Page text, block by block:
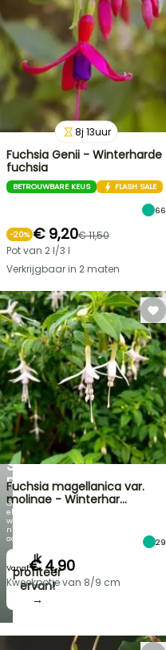
FLASH-
SALES
TOT
30%
KORTING
OP
EEN
SELECTIE
PLANTEN!
Ontdek
elke
week
nieuwe
aanbiedingen
Ik
profiteer
ervan!
→
8j 13uur
Fuchsia Genii - Winterharde
fuchsia
BETROUWBARE KEUS FLASH SALE
66
-20% € 9,20€ 11,50
Pot van 2 l/3 l
Verkrijgbaar in 2 maten
Fuchsia magellanica var.
molinae - Winterhar…
29
Vanaf€ 4,90
Kweekpotje van 8/9 cm